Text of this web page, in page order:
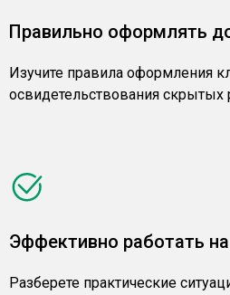
Правильно оформлять
Изучите правила оформления
освидетельствования скрытых
Эффективно работать
Разберете практические